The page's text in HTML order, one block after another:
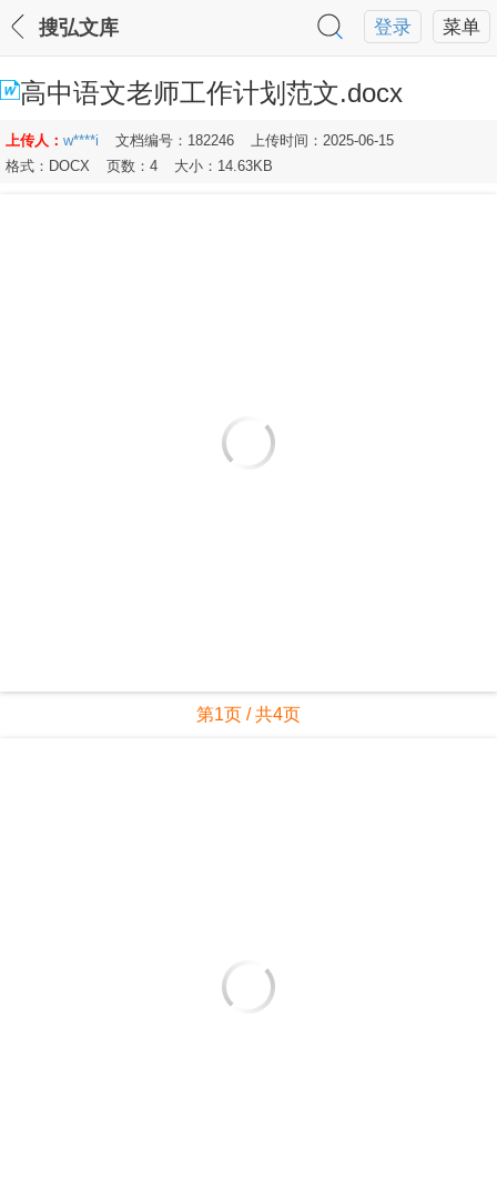
菜单
登录
搜弘文库
高中语文老师工作计划范文.docx
上传人： w****i 文档编号：182246
上传时间：2025-06-15
格式：DOCX
页数：4 大小：14.63KB
第1页 / 共4页